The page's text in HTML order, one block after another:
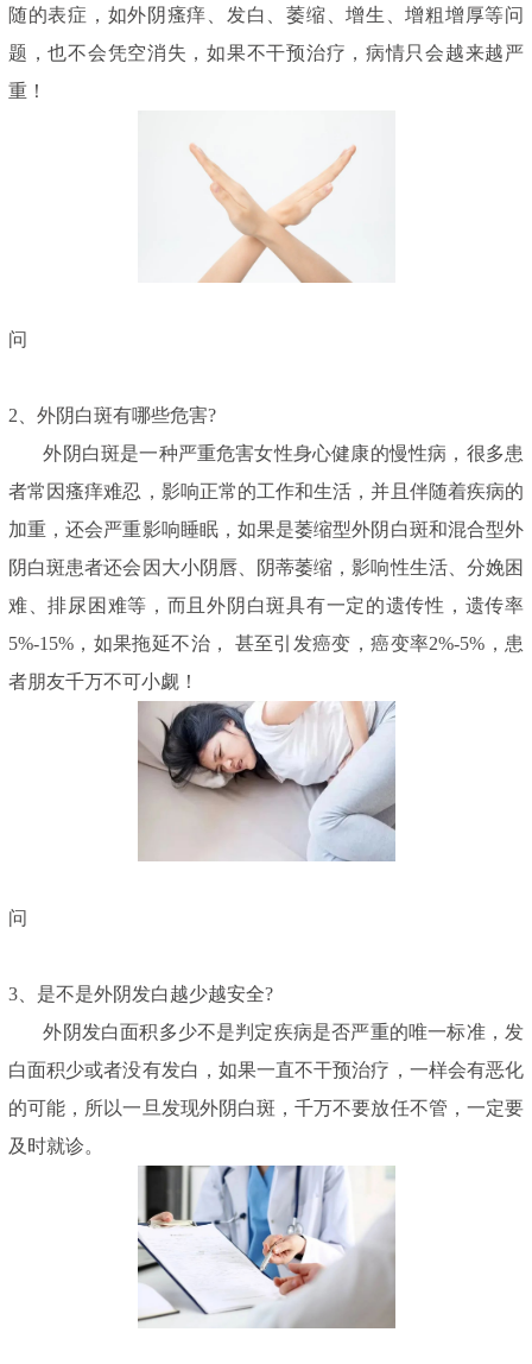
随的表症，如外阴瘙痒、发白、萎缩、增生、增粗增厚等问
题，也不会凭空消失，如果不干预治疗，病情只会越来越严
重！
问
2、外阴白斑有哪些危害?
外阴白斑是一种严重危害女性身心健康的慢性病，很多患
者常因瘙痒难忍，影响正常的工作和生活，并且伴随着疾病的
加重，还会严重影响睡眠，如果是萎缩型外阴白斑和混合型外
阴白斑患者还会因大小阴唇、阴蒂萎缩，影响性生活、分娩困
难、排尿困难等，而且外阴白斑具有一定的遗传性，遗传率
5%-15%，如果拖延不治， 甚至引发癌变，癌变率2%-5%，患
者朋友千万不可小觑！
问
3、是不是外阴发白越少越安全?
外阴发白面积多少不是判定疾病是否严重的唯一标准，发
白面积少或者没有发白，如果一直不干预治疗，一样会有恶化
的可能，所以一旦发现外阴白斑，千万不要放任不管，一定要
及时就诊。